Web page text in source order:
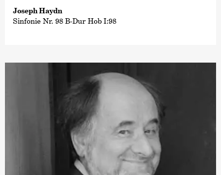
Joseph Haydn
Sinfonie Nr. 98 B-Dur Hob I:98